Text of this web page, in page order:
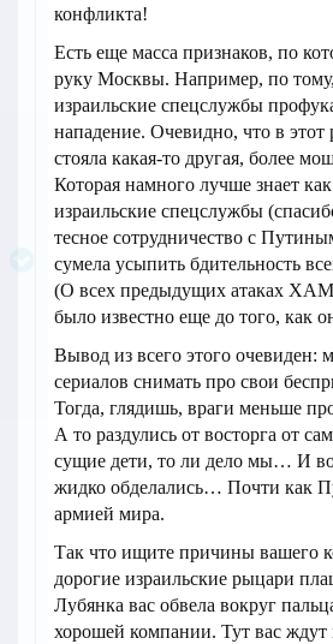
конфликта!
Есть еще масса признаков, по
руку Москвы. Например, по
израильские спецслужбы
нападение. Очевидно, что в
стояла какая-то другая, более
Которая намного лучше знает
израильские спецслужбы
тесное сотрудничество с
сумела усыпить бдительность
(О всех предыдущих атаках
было известно еще до того, как
Вывод из всего этого очевиден:
сериалов снимать про свои
Тогда, глядишь, враги меньше
А то раздулись от восторга от
сущие дети, то ли дело мы… И
жидко обделались… Почти как
армией мира.
Так что ищите причины вашего
дорогие израильские рыцари
Лубянка вас обвела вокруг
хорошей компании. Тут вас ждут